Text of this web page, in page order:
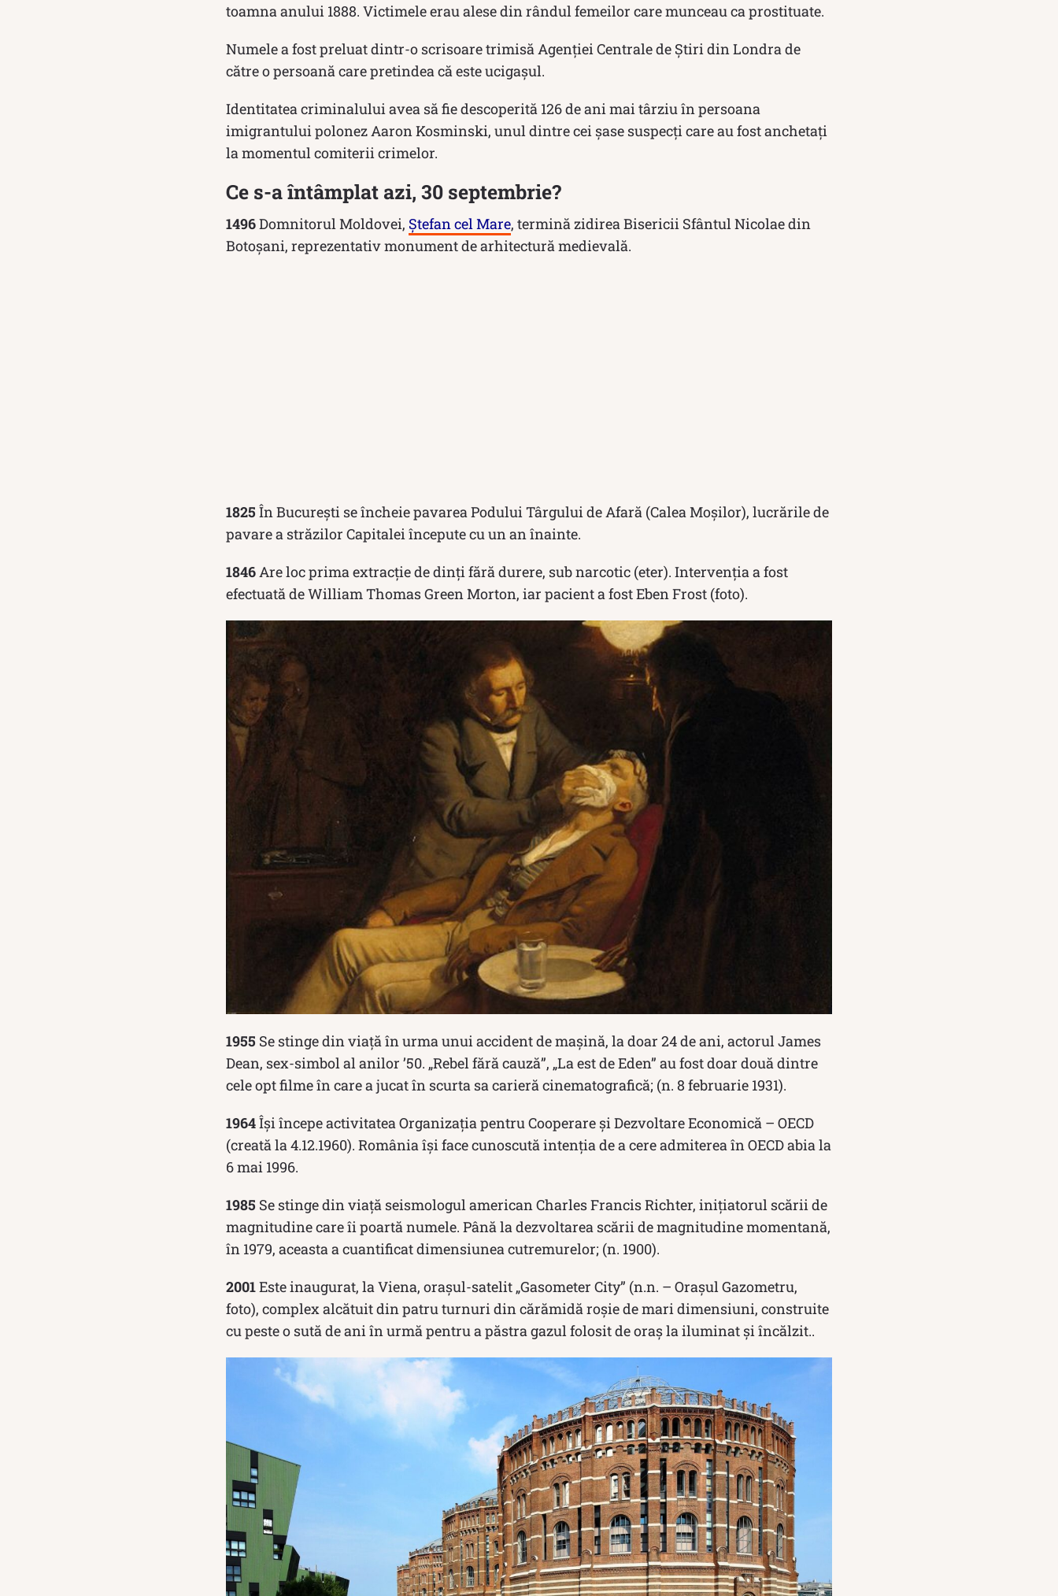
toamna anului 1888. Victimele erau alese din rândul femeilor care munceau ca prostituate.
Numele a fost preluat dintr-o scrisoare trimisă Agenției Centrale de Știri din Londra de
către o persoană care pretindea că este ucigașul.
Identitatea criminalului avea să fie descoperită 126 de ani mai târziu în persoana
imigrantului polonez Aaron Kosminski, unul dintre cei șase suspecți care au fost anchetați
la momentul comiterii crimelor.
Ce s-a întâmplat azi, 30 septembrie?
1496Domnitorul Moldovei, Ştefan cel Mare, termină zidirea Bisericii Sfântul Nicolae din
Botoşani, reprezentativ monument de arhitectură medievală.
1825 În Bucureşti se încheie pavarea Podului Târgului de Afară (Calea Moşilor), lucrările de
pavare a străzilor Capitalei începute cu un an înainte.
1846 Are loc prima extracţie de dinţi fără durere, sub narcotic (eter). Intervenția a fost
efectuată de William Thomas Green Morton, iar pacient a fost Eben Frost (foto).
1955 Se stinge din viață în urma unui accident de maşină, la doar 24 de ani, actorul James
Dean, sex-simbol al anilor ’50. „Rebel fără cauză”, „La est de Eden” au fost doar două dintre
cele opt filme în care a jucat în scurta sa carieră cinematografică; (n. 8 februarie 1931).
1964Îşi începe activitatea Organizaţia pentru Cooperare şi Dezvoltare Economică – OECD
(creată la 4.12.1960). România îşi face cunoscută intenţia de a cere admiterea în OECD abia la
6 mai 1996.
1985 Se stinge din viaţă seismologul american Charles Francis Richter, iniţiatorul scării de
magnitudine care îi poartă numele. Până la dezvoltarea scării de magnitudine momentană,
în 1979, aceasta a cuantificat dimensiunea cutremurelor; (n. 1900).
2001Este inaugurat, la Viena, oraşul-satelit „Gasometer City” (n.n. – Oraşul Gazometru,
foto), complex alcătuit din patru turnuri din cărămidă roşie de mari dimensiuni, construite
cu peste o sută de ani în urmă pentru a păstra gazul folosit de oraş la iluminat şi încălzit..